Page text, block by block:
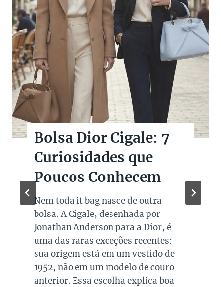
Bolsas Pretas de
Marcas de Luxo na
Super Sale dos Pais
Quando falamos de cores de bolsas,
os modelos em preto são os mais
queridos e tradicionais, estando
presente no guarda roupa de quase
todas as mulheres. Esta é uma cor
versátil, clássica e atemporal e
investir em peças neste tom garante